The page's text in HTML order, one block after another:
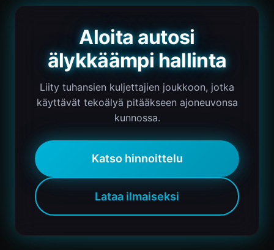
Aloita autosi
älykkäämpi hallinta
Liity tuhansien kuljettajien joukkoon, jotka
käyttävät tekoälyä pitääkseen ajoneuvonsa
kunnossa.
Katso hinnoittelu
Lataa ilmaiseksi